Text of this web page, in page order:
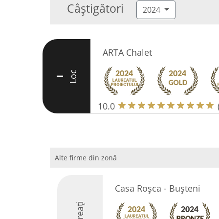
Câștigători 2024
I Loc
ARTA Chalet
10.0
Alte firme din zonă
Casa Roşca - Buşteni